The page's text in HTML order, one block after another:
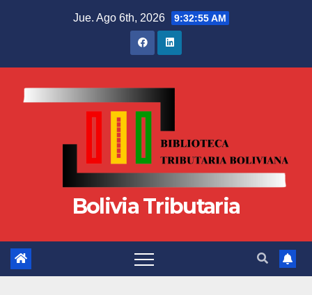
Jue. Ago 6th, 2026 9:32:56 AM
Bolivia Tributaria